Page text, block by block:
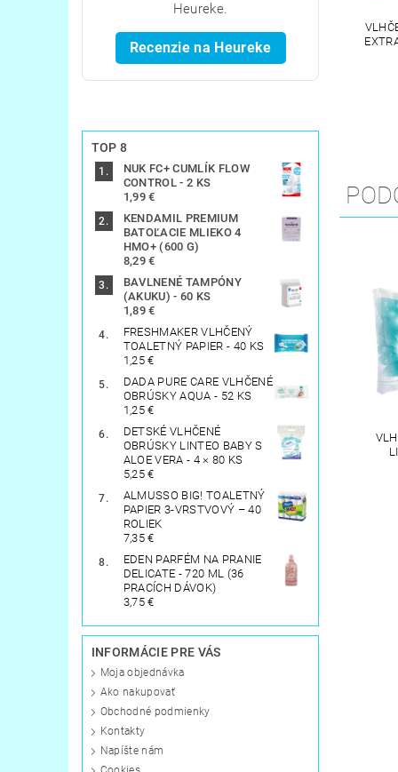
Heureke.
Recenzie na Heureke
TOP 8
NUK FC+ CUMLÍK FLOW
CONTROL - 2 KS
1,99 €
KENDAMIL PREMIUM
BATOĽACIE MLIEKO 4
HMO+ (600 G)
8,29 €
BAVLNENÉ TAMPÓNY
(AKUKU) - 60 KS
1,89 €
FRESHMAKER VLHČENÝ
TOALETNÝ PAPIER - 40 KS
1,25 €
DADA PURE CARE VLHČENÉ
OBRÚSKY AQUA - 52 KS
1,25 €
DETSKÉ VLHČENÉ
OBRÚSKY LINTEO BABY S
ALOE VERA - 4 × 80 KS
5,25 €
ALMUSSO BIG! TOALETNÝ
PAPIER 3-VRSTVOVÝ – 40
ROLIEK
7,35 €
EDEN PARFÉM NA PRANIE
DELICATE - 720 ML (36
PRACÍCH DÁVOK)
3,75 €
INFORMÁCIE PRE VÁS
Moja objednávka
Ako nakupovať
Obchodné podmienky
Kontakty
Napíšte nám